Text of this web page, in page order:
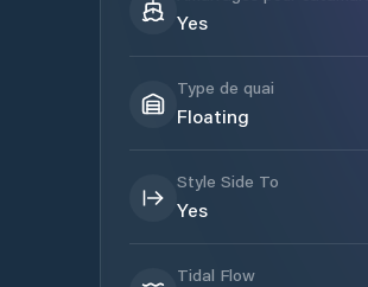
Yes
Type de quai
Floating
Style Side To
Yes
Tidal Flow